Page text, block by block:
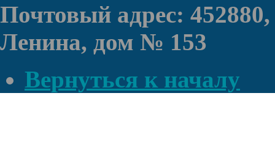
Почтовый адрес:
Ленина, дом № 153
Вернуться к началу